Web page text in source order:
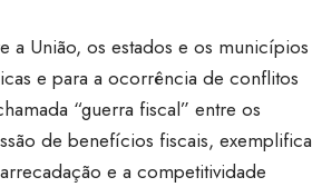
a União, os estados e os municípios
e para a ocorrência de conflitos
“guerra fiscal” entre os
de benefícios fiscais, exemplifica
e a competitividade